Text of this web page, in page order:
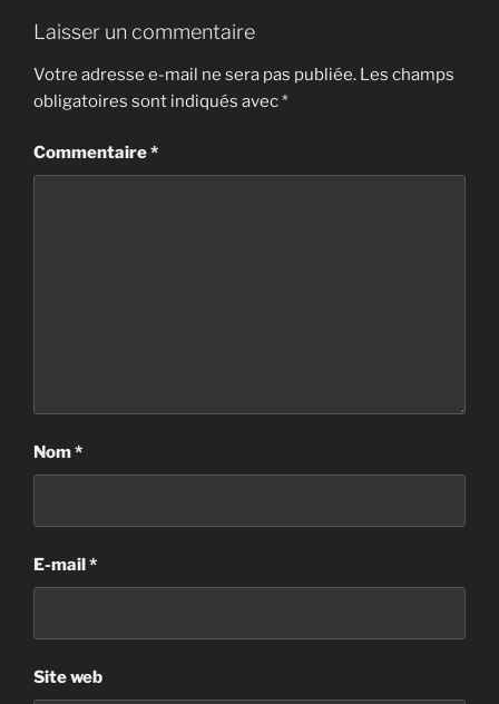
Laisser un commentaire
Votre adresse e-mail ne sera pas publiée. Les champs
obligatoires sont indiqués avec*
Commentaire*
Nom*
E-mail*
Site web